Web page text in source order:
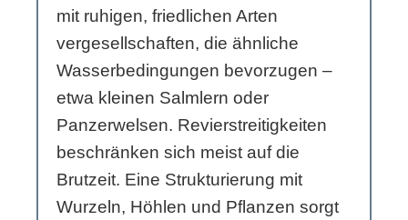
mit ruhigen, friedlichen Arten
vergesellschaften, die ähnliche
Wasserbedingungen bevorzugen –
etwa kleinen Salmlern oder
Panzerwelsen. Revierstreitigkeiten
beschränken sich meist auf die
Brutzeit. Eine Strukturierung mit
Wurzeln, Höhlen und Pflanzen sorgt